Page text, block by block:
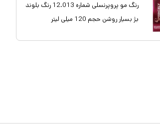
رنگ مو پروپرنسلی شماره 12.013 رنگ بلوند
بژ بسیار روشن حجم 120 میلی لیتر